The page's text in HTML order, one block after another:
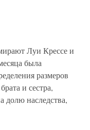
Луи Крессе и
была
размеров
и сестра,
долю наследства,